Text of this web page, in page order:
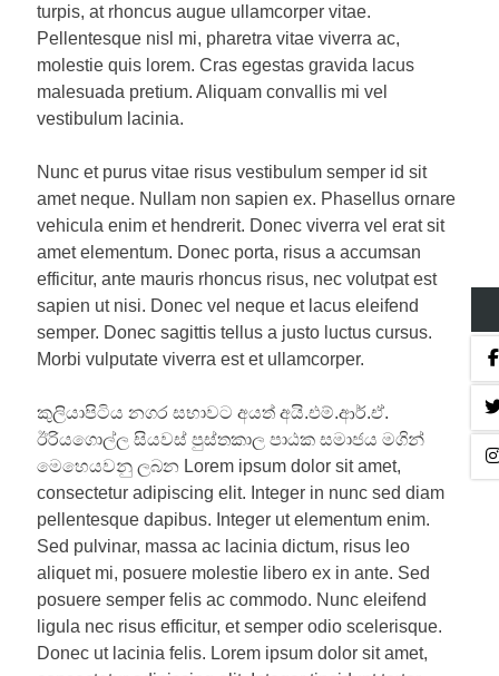
turpis, at rhoncus augue ullamcorper vitae.
Pellentesque nisl mi, pharetra vitae viverra ac,
molestie quis lorem. Cras egestas gravida lacus
malesuada pretium. Aliquam convallis mi vel
vestibulum lacinia.
Nunc et purus vitae risus vestibulum semper id sit
amet neque. Nullam non sapien ex. Phasellus ornare
vehicula enim et hendrerit. Donec viverra vel erat sit
amet elementum. Donec porta, risus a accumsan
efficitur, ante mauris rhoncus risus, nec volutpat est
sapien ut nisi. Donec vel neque et lacus eleifend
semper. Donec sagittis tellus a justo luctus cursus.
Morbi vulputate viverra est et ullamcorper.
කුලියාපිටිය නගර සභාවට අයත් අයි.එම්.ආර්.ඒ.
ඊරියගොල්ල සියවස් පුස්තකාල පාඨක සමාජය මගින්
මෙහෙයවනු ලබන Lorem ipsum dolor sit amet,
consectetur adipiscing elit. Integer in nunc sed diam
pellentesque dapibus. Integer ut elementum enim.
Sed pulvinar, massa ac lacinia dictum, risus leo
aliquet mi, posuere molestie libero ex in ante. Sed
posuere semper felis ac commodo. Nunc eleifend
ligula nec risus efficitur, et semper odio scelerisque.
Donec ut lacinia felis. Lorem ipsum dolor sit amet,